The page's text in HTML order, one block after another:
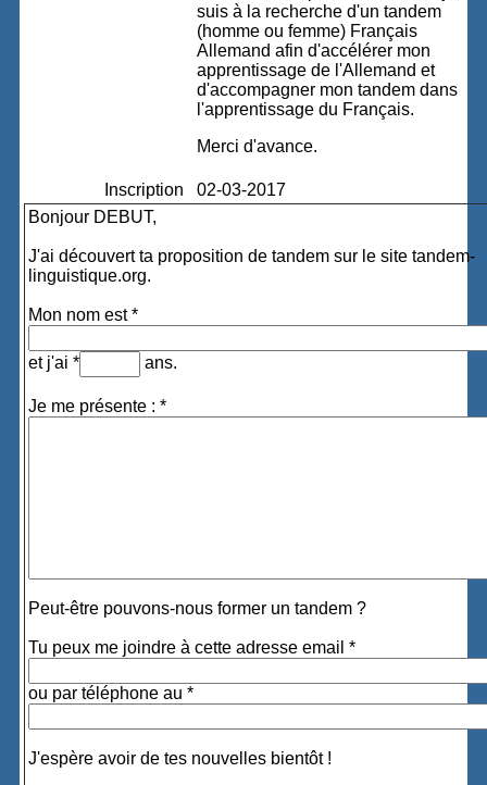
suis à la recherche d'un tandem
(homme ou femme) Français
Allemand afin d'accélérer mon
apprentissage de l'Allemand et
d'accompagner mon tandem dans
l'apprentissage du Français.
Merci d'avance.
Inscription
02-03-2017
Bonjour DEBUT,
J'ai découvert ta proposition de tandem sur le site tandem-
linguistique.org.
Mon nom est *
et j'ai * ans.
Je me présente : *
Peut-être pouvons-nous former un tandem ?
Tu peux me joindre à cette adresse email *
ou par téléphone au *
J'espère avoir de tes nouvelles bientôt !